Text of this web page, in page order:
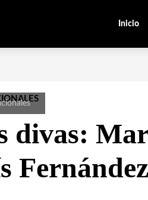
Inicio
divas:
Fernández